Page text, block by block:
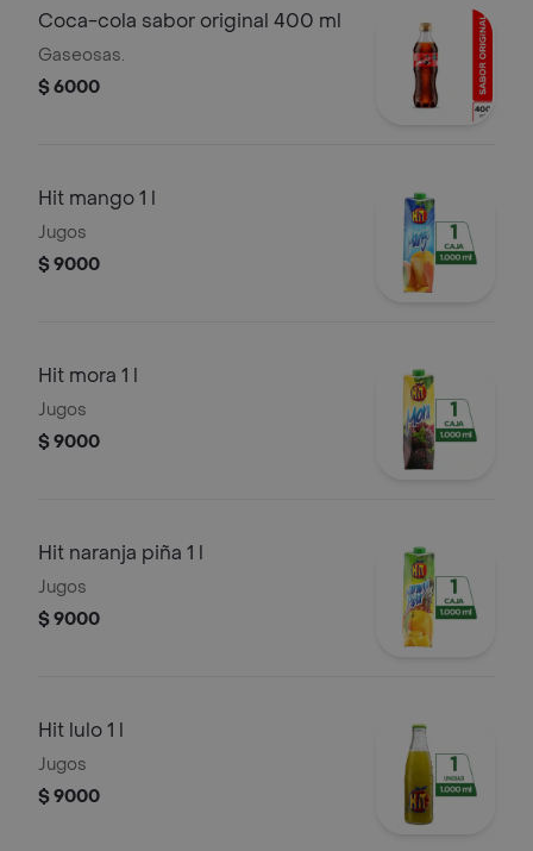
Coca-cola sabor original 400 ml
Gaseosas.
$ 6000
Hit mango 1 l
Jugos
$ 9000
Hit mora 1 l
Jugos
$ 9000
Hit naranja piña 1 l
Jugos
$ 9000
Hit lulo 1 l
Jugos
$ 9000